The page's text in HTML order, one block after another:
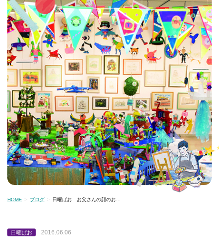
HOME ブログ 日曜ぱお お父さんの顔のお…
日曜ぱお 2016.06.06